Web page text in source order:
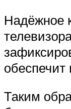
Надёжное
Таким